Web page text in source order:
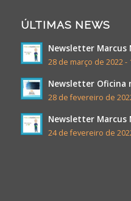
ÚLTIMAS NEWS
Newsletter Marcus
28 de março de 2022 -
Newsletter Oficina
28 de fevereiro de
Newsletter Marcus
24 de fevereiro de